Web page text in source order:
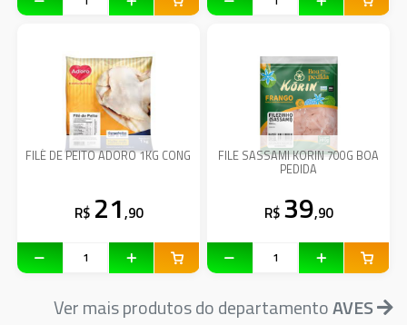
FILÉ DE PEITO ADORO 1KG CONG
R$ 21,90
FILE SASSAMI KORIN 700G BOA
PEDIDA
R$ 39,90
Ver mais produtos do departamentoAVES